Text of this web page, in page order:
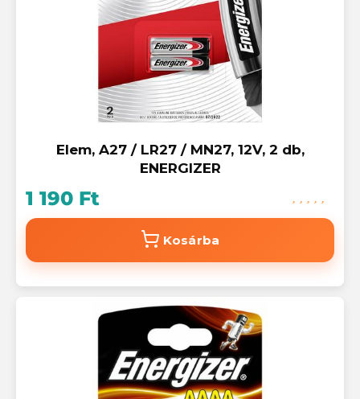
Elem, A27 / LR27 / MN27, 12V, 2 db,
ENERGIZER
1 190 Ft
Kosárba